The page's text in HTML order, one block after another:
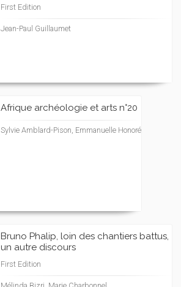
First Edition
Jean-Paul Guillaumet
Afrique archéologie et arts n°20
Sylvie Amblard-Pison, Emmanuelle Honoré
Bruno Phalip, loin des chantiers battus,
un autre discours
First Edition